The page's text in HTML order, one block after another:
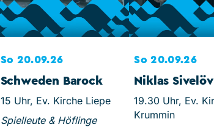
So 20.09.26
Schweden Barock
15 Uhr, Ev. Kirche Liepe
Spielleute & Höflinge
So 20.09.26
Niklas Sivelöv
19.30 Uhr, Ev.
Krummin